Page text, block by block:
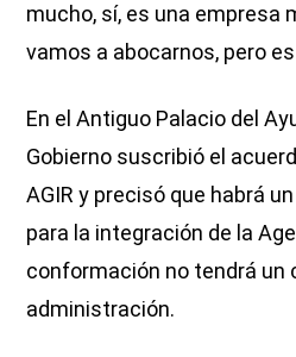
mucho, sí, es una empresa
vamos a abocarnos, pero
En el Antiguo Palacio del
Gobierno suscribió el
AGIR y precisó que habrá
para la integración de la
conformación no tendrá un
administración.